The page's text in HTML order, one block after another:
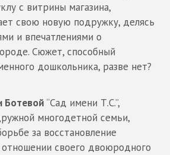
с витрины магазина,
свою новую подружку, делясь
и впечатлениями о
Сюжет, способный
дошкольника, разве нет?
Ботевой“Сад имени Т.С.”,
многодетной семьи,
за восстановление
своего двоюродного